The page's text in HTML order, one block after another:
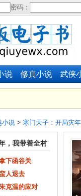
密码：
说 修真小说 武侠
小说 > 寒门天子：开局灾
，我带着全村
阅读
下函谷关
人退去
克温的应对